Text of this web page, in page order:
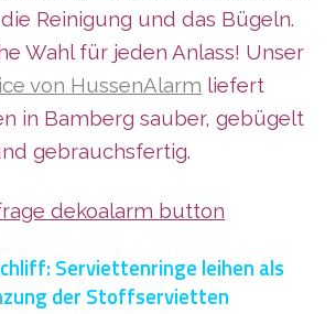
Reinigung und das Bügeln.
Wahl für jeden Anlass! Unser
von HussenAlarm liefert
in Bamberg sauber, gebügelt
gebrauchsfertig.
Serviettenringe leihen als
der Stoffservietten